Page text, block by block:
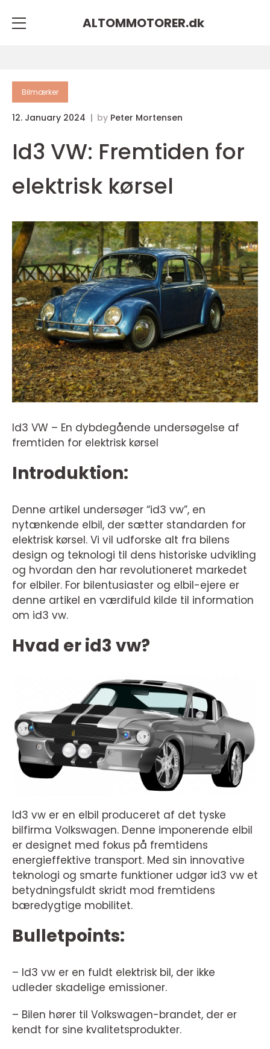
ALTOMMOTORER.dk
Bilmærker
12. January 2024 by Peter Mortensen
Id3 VW: Fremtiden for
elektrisk kørsel
Id3 VW – En dybdegående undersøgelse af
fremtiden for elektrisk kørsel
Introduktion:
Denne artikel undersøger “id3 vw”, en
nytænkende elbil, der sætter standarden for
elektrisk kørsel. Vi vil udforske alt fra bilens
design og teknologi til dens historiske udvikling
og hvordan den har revolutioneret markedet
for elbiler. For bilentusiaster og elbil-ejere er
denne artikel en værdifuld kilde til information
om id3 vw.
Hvad er id3 vw?
Id3 vw er en elbil produceret af det tyske
bilfirma Volkswagen. Denne imponerende elbil
er designet med fokus på fremtidens
energieffektive transport. Med sin innovative
teknologi og smarte funktioner udgør id3 vw et
betydningsfuldt skridt mod fremtidens
bæredygtige mobilitet.
Bulletpoints:
– Id3 vw er en fuldt elektrisk bil, der ikke
udleder skadelige emissioner.
– Bilen hører til Volkswagen-brandet, der er
kendt for sine kvalitetsprodukter.